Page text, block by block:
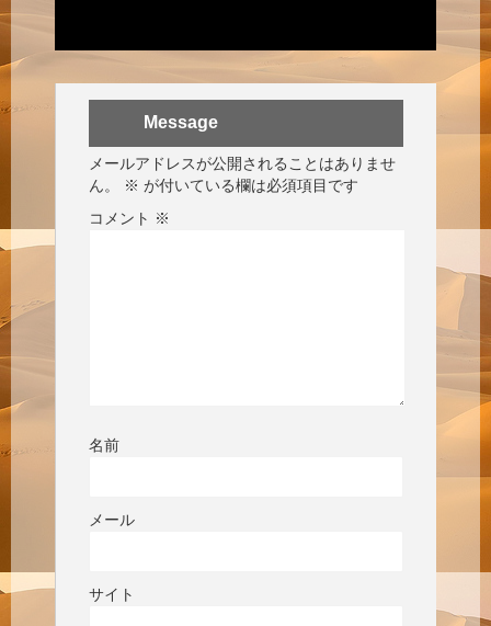
Message
メールアドレスが公開されることはありませ
ん。
※ が付いている欄は必須項目です
コメント ※
名前
メール
サイト